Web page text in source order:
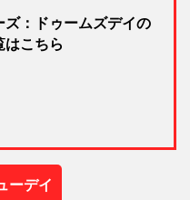
ズ：ドゥームズデイの
はこちら
ーデイ